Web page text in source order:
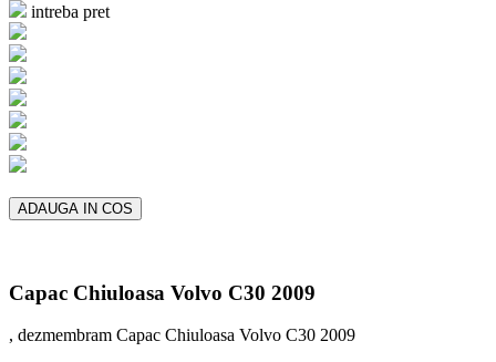
intreba pret
ADAUGA IN COS
Capac Chiuloasa Volvo C30 2009
, dezmembram Capac Chiuloasa Volvo C30 2009